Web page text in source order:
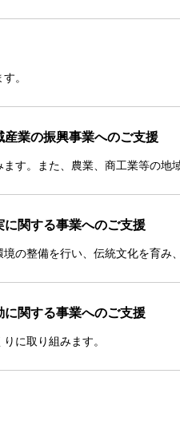
。
業の振興事業へのご支援
す。また、農業、商工業等の地
関する事業へのご支援
の整備を行い、伝統文化を育み
関する事業へのご支援
に取り組みます。